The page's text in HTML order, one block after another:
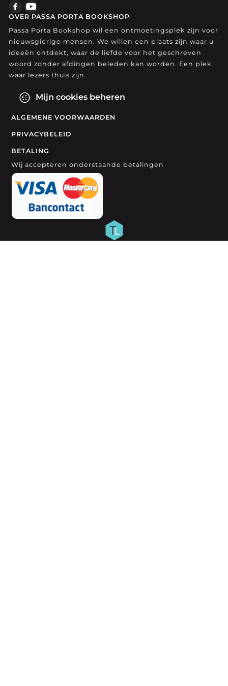
OVER PASSA PORTA BOOKSHOP
Passa Porta Bookshop wil een ontmoetingsplek zijn voor
nieuwsgierige mensen. We willen een plaats zijn waar u
ideeën ontdekt, waar de liefde voor het geschreven
woord zonder afdingen beleden kan worden. Een plek
waar lezers thuis zijn.
Mijn cookies beheren
ALGEMENE VOORWAARDEN
PRIVACYBELEID
BETALING
Wij accepteren onderstaande betalingen